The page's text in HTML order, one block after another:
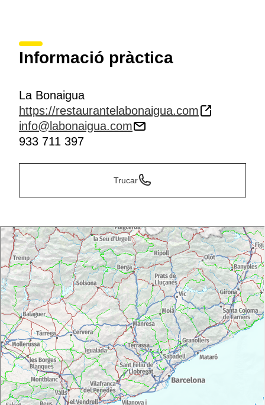
Informació pràctica
La Bonaigua
https://restaurantelabonaigua.com
info@labonaigua.com
933 711 397
Trucar